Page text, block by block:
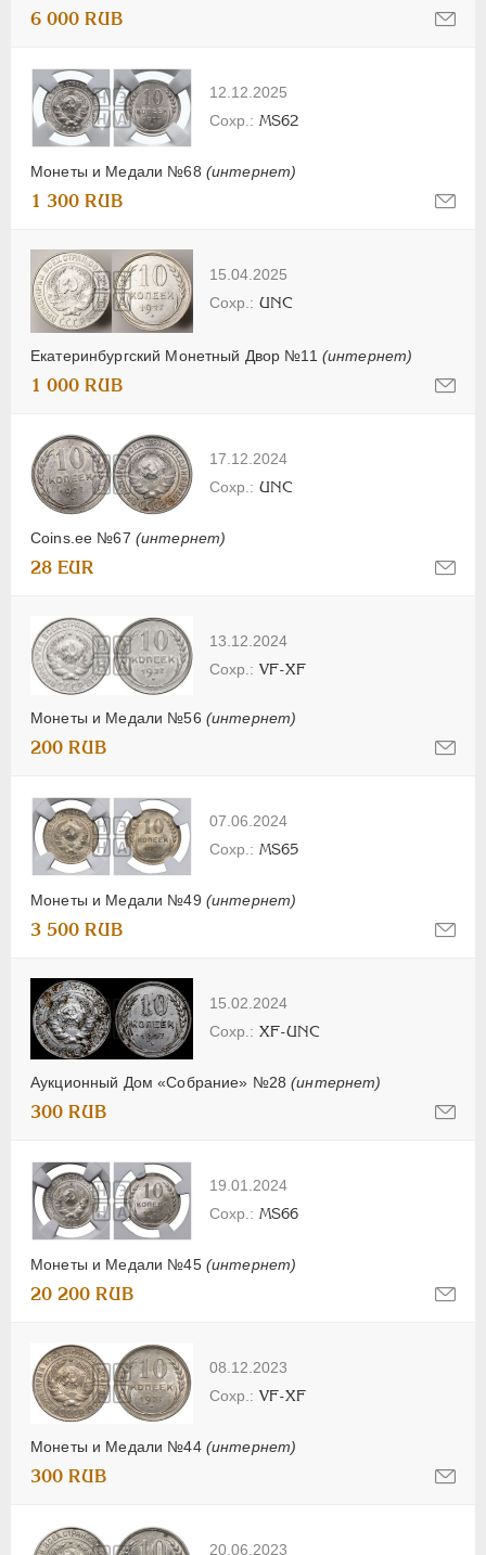
6 000 RUB
12.12.2025
Монеты и Медали №68 (интернет)
MS62
1 300 RUB
15.04.2025
Екатеринбургский Монетный Двор №11 (интернет)
UNC
1 000 RUB
17.12.2024
Coins.ee №67 (интернет)
UNC
28 EUR
13.12.2024
Монеты и Медали №56 (интернет)
VF-XF
200 RUB
07.06.2024
Монеты и Медали №49 (интернет)
MS65
3 500 RUB
15.02.2024
Аукционный Дом «Собрание» №28(интернет)
XF-UNC
300 RUB
19.01.2024
Монеты и Медали №45 (интернет)
MS66
20 200 RUB
08.12.2023
Монеты и Медали №44 (интернет)
VF-XF
300 RUB
20.06.2023